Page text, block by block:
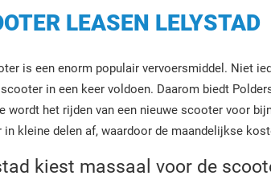
LEASEN LELYSTAD
is een enorm populair vervoersmiddel. Niet
in een keer voldoen. Daarom biedt
wordt het rijden van een nieuwe scooter voor
kleine delen af, waardoor de maandelijkse
kiest massaal voor de